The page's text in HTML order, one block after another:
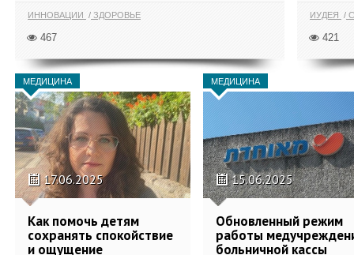
ИННОВАЦИИ ЗДОРОВЬЕ
467
ИУДЕЯ
421
МЕДИЦИНА
17.06.2025
Как помочь детям
сохранять спокойствие
и ощущение
МЕДИЦИНА
15.06.2025
Обновленный режим
работы
больничной кассы